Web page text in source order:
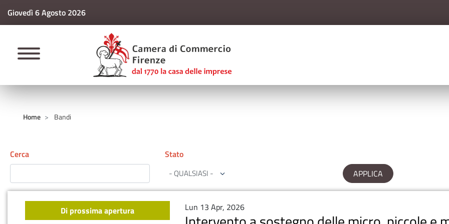
Giovedì 6 Agosto 2026
CAMERE DI COMMERCIO D'ITALIA
Home Bandi
Cerca Stato
- QUALSIASI -
Di prossima apertura Lun 13 Apr, 2026